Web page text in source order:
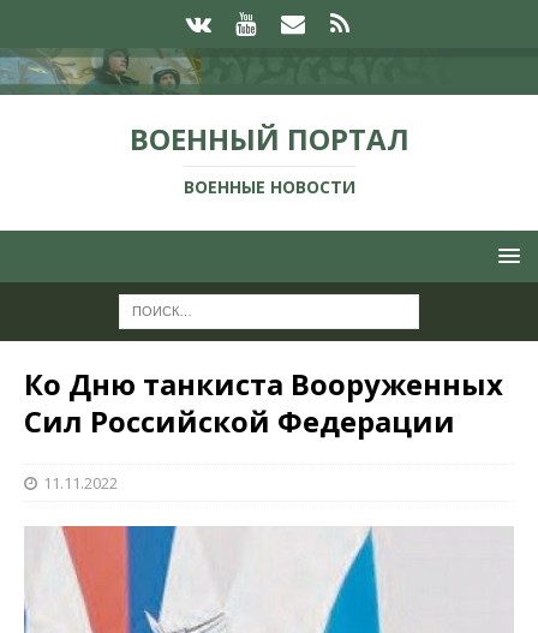
ВОЕННЫЙ ПОРТАЛ
ВОЕННЫЕ НОВОСТИ
Ко Дню танкиста Вооруженных
Сил Российской Федерации
11.11.2022